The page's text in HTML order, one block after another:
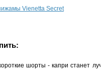
Vienetta Secret
шорты - капри станет